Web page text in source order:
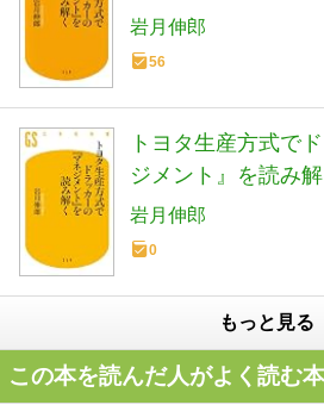
岩月伸郎
56
トヨタ生産方式で
ジメント』を読み
岩月伸郎
0
もっと見る
この本を読んだ人がよく読む本